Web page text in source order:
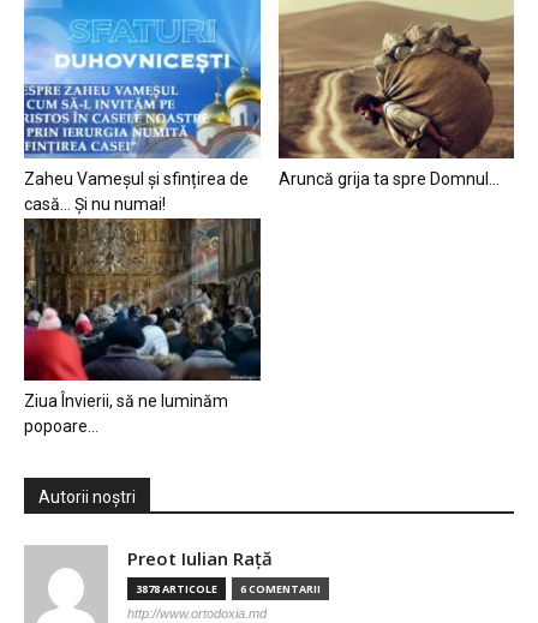
Zaheu Vameșul și sfințirea de
casă… Și nu numai!
Aruncă grija ta spre Domnul…
Ziua Învierii, să ne luminăm
popoare…
Autorii noștri
Preot Iulian Raţă
3878 ARTICOLE 6 COMENTARII
http://www.ortodoxia.md